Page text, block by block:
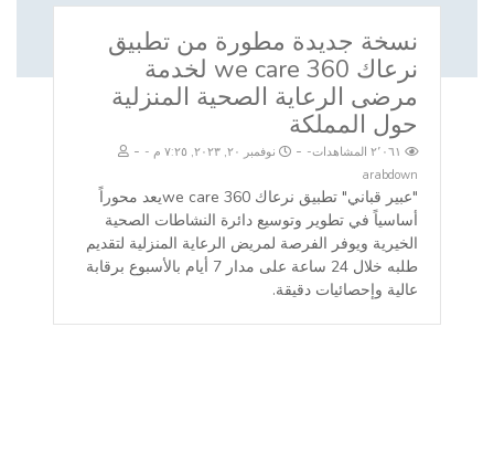
نسخة جديدة مطورة من تطبيق
نرعاك 360 we care لخدمة
مرضى الرعاية الصحية المنزلية
حول المملكة
- نوفمبر ٢٠, ٢٠٢٣, ٧:٢٥ م -
arabdown
"عبير قباني" تطبيق نرعاك we care 360يعد محوراً
أساسياً في تطوير وتوسيع دائرة النشاطات الصحية
الخيرية ويوفر الفرصة لمريض الرعاية المنزلية لتقديم
طلبه خلال 24 ساعة على مدار 7 أيام بالأسبوع برقابة
عالية وإحصائيات دقيقة.